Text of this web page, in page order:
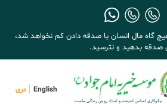
گاه مال انسان با صدقه دادن کم نخواهد شد،
بدهید و نترسید.
دری English